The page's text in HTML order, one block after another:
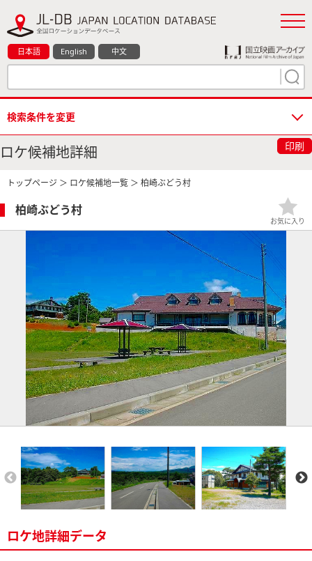
日本語 English 中文
検索条件を変更
ロケ候補地詳細 印刷
トップページ ＞ ロケ候補地一覧 ＞ 柏崎ぶどう村
柏崎ぶどう村
お気に入り
ロケ地詳細データ